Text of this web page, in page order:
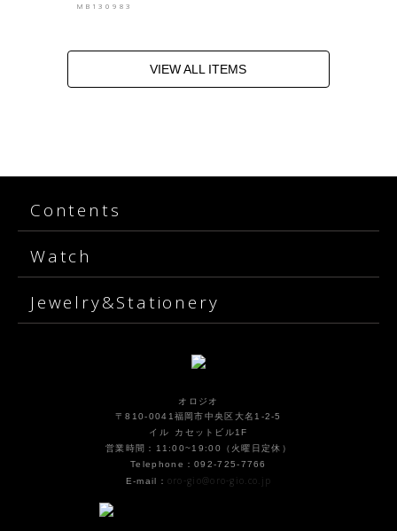
MB130983
VIEW ALL ITEMS
Contents
Watch
Jewelry&Stationery
オロジオ
〒810-0041福岡市中央区大名1-2-5
イル カセットビル1F
営業時間：11:00~19:00（火曜日定休）
Telephone：092-725-7766
E-mail： oro-gio@oro-gio.co.jp